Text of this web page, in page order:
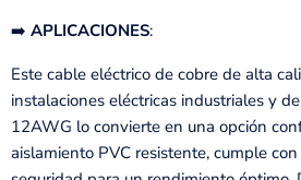
➡️ APLICACIONES:
Este cable eléctrico de cobre de alta
instalaciones eléctricas industriales y
12AWG lo convierte en una opción
aislamiento PVC resistente, cumple